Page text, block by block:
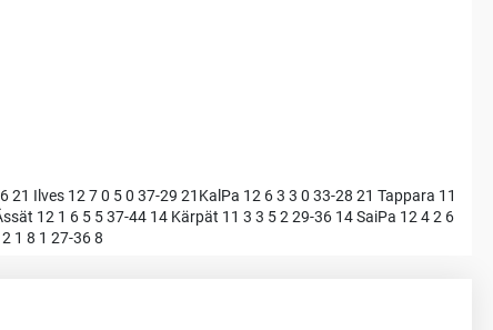
Ilves 12 7 0 5 0 37-29 21KalPa 12 6 3 3 0 33-28 21 Tappara 11
12 1 6 5 5 37-44 14 Kärpät 11 3 3 5 2 29-36 14 SaiPa 12 4 2 6
1 8 1 27-36 8